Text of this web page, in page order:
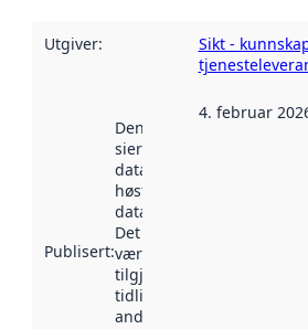
Utgiver:
Sikt -
Publisert:
Denne datoen
sier når
datasettet ble
høstet av
data.norge.no.
Det kan ha
vært
tilgjengelig
tidligere
andre steder.
4. februar